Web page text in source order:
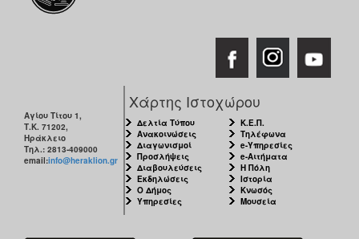
Αγίου Τίτου 1,
Τ.Κ. 71202,
Ηράκλειο
Τηλ.: 2813-409000
email:info@heraklion.gr
Χάρτης Ιστοχώρου
Δελτία Τύπου
Ανακοινώσεις
Διαγωνισμοί
Προσλήψεις
Διαβουλεύσεις
Εκδηλώσεις
Ο Δήμος
Υπηρεσίες
Κ.Ε.Π.
Τηλέφωνα
e-Υπηρεσίες
e-Αιτήματα
Η Πόλη
Ιστορία
Κνωσός
Μουσεία